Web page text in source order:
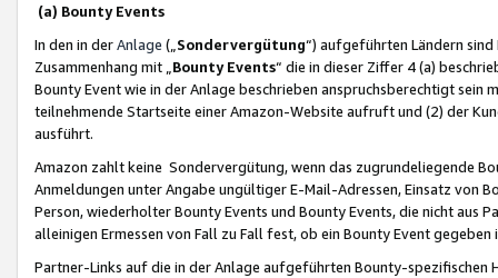
(a) Bounty Events
In den in derAnlage („ Sondervergütung“) aufgeführten Ländern
Zusammenhang mit „ Bounty Events“ die in dieser Ziffer 4 (a)
Bounty Event wie in der Anlage beschrieben anspruchsberechtigt sein
teilnehmende Startseite einer Amazon-Website aufruft und (2) der
ausführt.
Amazon zahlt keine Sondervergütung, wenn das zugrundeliegende
Anmeldungen unter Angabe ungültiger E-Mail-Adressen, Einsatz von
Person, wiederholter Bounty Events und Bounty Events, die nicht
alleinigen Ermessen von Fall zu Fall fest, ob ein Bounty Event
Partner-Links auf die in der Anlage aufgeführten Bounty-spezifischen